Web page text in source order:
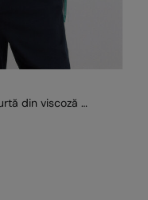
Cămașă cu mânecă scurtă din viscoză cu dungi